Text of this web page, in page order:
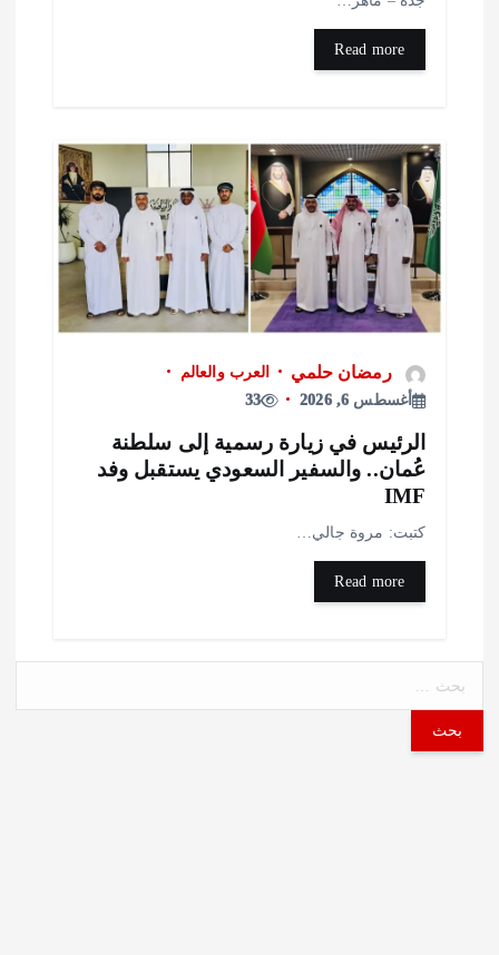
رمضان حلمي
العرب والعالم
أغسطس 6, 2026
33
في زيارة رسمية إلى سلطنة
والسفير السعودي يستقبل وفد
مروة جالي…